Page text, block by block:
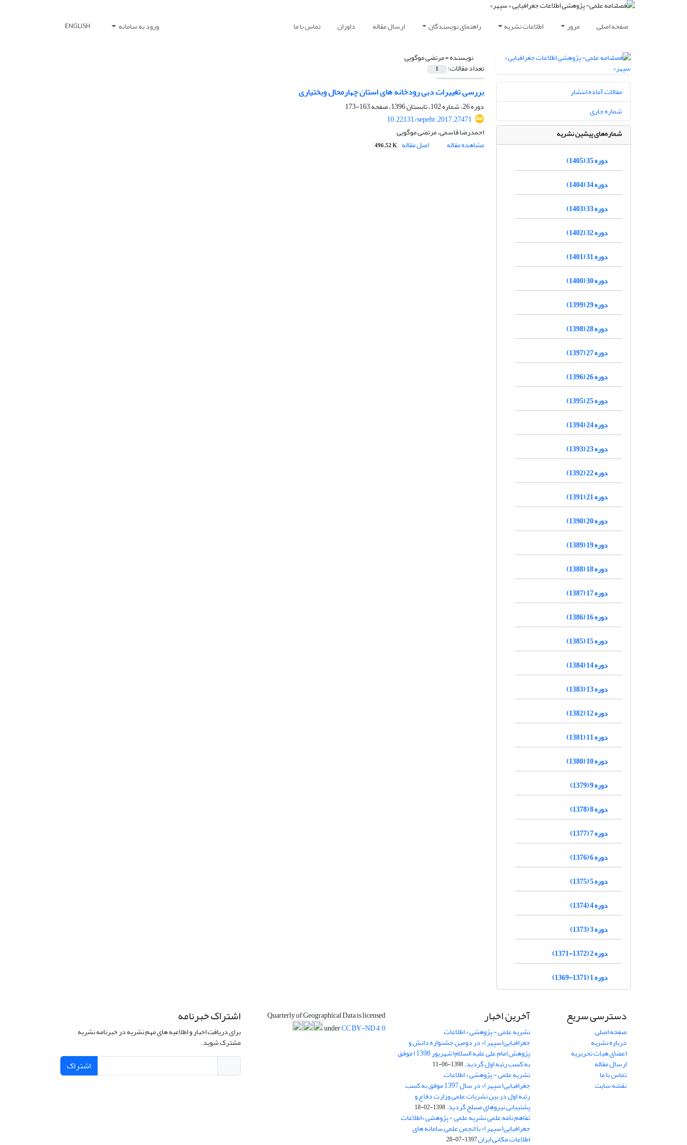
صفحه اصلی مرور اطلاعات نشریه راهنمای نویسندگان ارسال مقاله داوران تماس با ما ورود به سامانه ENGLISH
نویسنده =مرتضی موگویی
تعداد مقالات: 1
بررسی تغییرات دبی رودخانه های استان چهارمحال وبختیاری
دوره 26، شماره 102، تابستان 1396، صفحه
163-173
10.22131/sepehr.2017.27471
احمدرضا قاسمی، مرتضی موگویی
مشاهده مقاله
اصل مقاله 496.52 K
مقالات آماده انتشار
شماره جاری
شماره‌های پیشین نشریه
دوره 35 (1405)
دوره 34 (1404)
دوره 33 (1403)
دوره 32 (1402)
دوره 31 (1401)
دوره 30 (1400)
دوره 29 (1399)
دوره 28 (1398)
دوره 27 (1397)
دوره 26 (1396)
دوره 25 (1395)
دوره 24 (1394)
دوره 23 (1393)
دوره 22 (1392)
دوره 21 (1391)
دوره 20 (1390)
دوره 19 (1389)
دوره 18 (1388)
دوره 17 (1387)
دوره 16 (1386)
دوره 15 (1385)
دوره 14 (1384)
دوره 13 (1383)
دوره 12 (1382)
دوره 11 (1381)
دوره 10 (1380)
دوره 9 (1379)
دوره 8 (1378)
دوره 7 (1377)
دوره 6 (1376)
دوره 5 (1375)
دوره 4 (1374)
دوره 3 (1373)
دوره 2 (1372-1371)
دوره 1 (1371-1369)
دسترسی سریع
صفحه اصلی
درباره نشریه
اعضای هیات تحریریه
ارسال مقاله
تماس با ما
نقشه سایت
آخرین اخبار
نشریه علمی - پژوهشی « اطلاعات
جغرافیایی(سپهر)» در دومین جشنواره دانش و
پژوهش امام علی علیه السلام(شهریور 1398) موفق
به کسب رتبه اول گردید.1398-06-11
نشریه علمی - پژوهشی « اطلاعات
جغرافیایی(سپهر)» در سال 1397 موفق به کسب
رتبه اول در بین نشریات علمی وزارت دفاع و
پشتیبانی نیروهای مسلح گردید.1398-02-18
تفاهم نامه علمی نشریه علمی - پژوهشی «اطلاعات
جغرافیایی(سپهر)» با انجمن علمی سامانه های
اطلاعات مکانی ایران1397-07-28
Quarterly of Geographical Data is licensed
underCC BY-ND 4.0
اشتراک خبرنامه
برای دریافت اخبار و اطلاعیه های مهم نشریه در خبرنامه نشریه
مشترک شوید.
اشتراک